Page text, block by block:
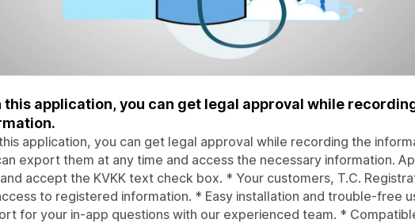
this application, you can get legal approval while
application, you can get legal approval while recording the
export them at any time and access the necessary information.
accept the KVKK text check box. * Your customers, T.C.
to registered information. * Easy installation and trouble-free
for your in-app questions with our experienced team. *